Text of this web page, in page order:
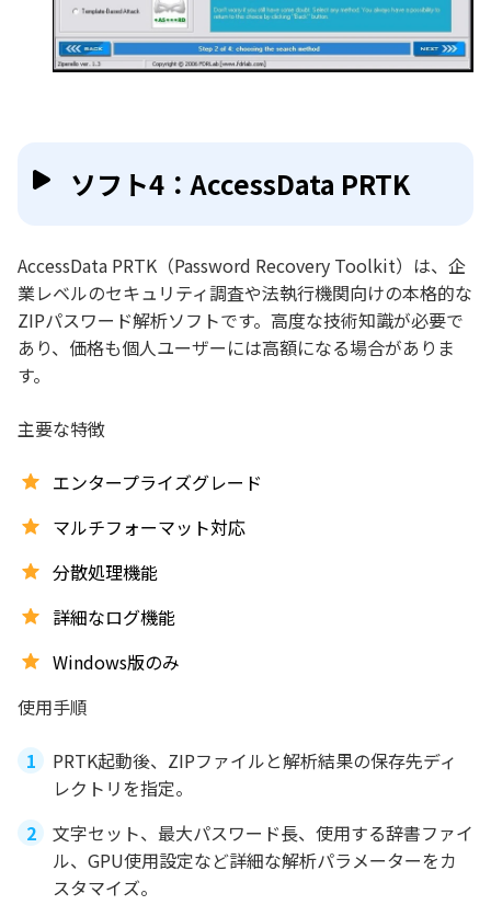
ソフト4：AccessData PRTK
AccessData PRTK（Password Recovery Toolkit）は、企
業レベルのセキュリティ調査や法執行機関向けの本格的な
ZIPパスワード解析ソフトです。高度な技術知識が必要で
あり、価格も個人ユーザーには高額になる場合がありま
す。
主要な特徴
エンタープライズグレード
マルチフォーマット対応
分散処理機能
詳細なログ機能
Windows版のみ
使用手順
PRTK起動後、ZIPファイルと解析結果の保存先ディ
レクトリを指定。
文字セット、最大パスワード長、使用する辞書ファイ
ル、GPU使用設定など詳細な解析パラメーターをカ
スタマイズ。